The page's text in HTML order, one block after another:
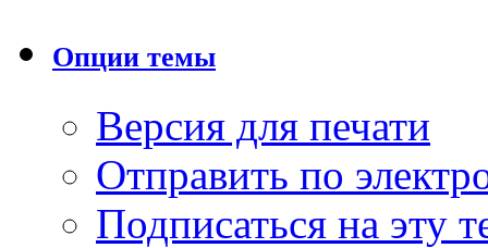
Опции темы
Версия для печати
Отправить по
Подписаться на эту